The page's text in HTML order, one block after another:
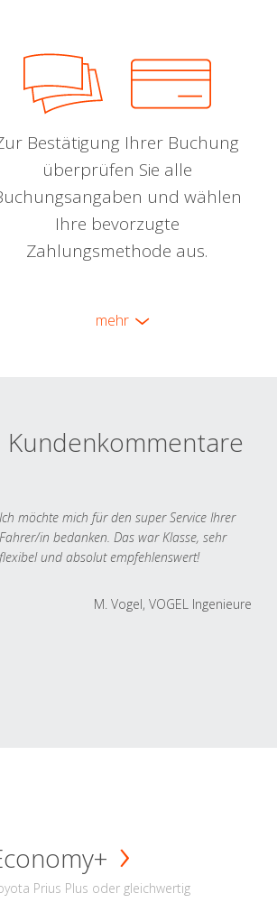
Bestätigung Ihrer Buchung
überprüfen Sie alle
und wählen
Ihre bevorzugte
Zahlungsmethode aus.
mehr
Kundenkommentare
Ich möchte mich für den super Service Ihrer
Fahrer/in bedanken. Das war Klasse, sehr
flexibel und absolut empfehlenswert!
M. Vogel, VOGEL Ingenieure
Prius Plus oder gleichwertig